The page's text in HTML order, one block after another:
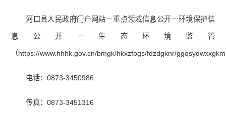
河口县人民政府门户网站－重点领域信息公开－环境保护信
息公开－生态环境监管
（https://www.hhhk.gov.cn/bmgk/hkxzfbgs/fdzdgknr/
电话：0873-3450986
传真：0873-3451316